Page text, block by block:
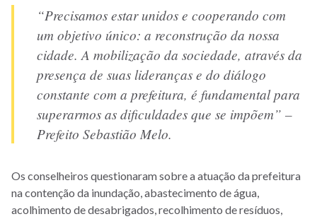
“Precisamos estar unidos e cooperando com
um objetivo único: a reconstrução da nossa
cidade. A mobilização da sociedade, através da
presença de suas lideranças e do diálogo
constante com a prefeitura, é fundamental para
superarmos as dificuldades que se impõem” –
Prefeito Sebastião Melo.
Os conselheiros questionaram sobre a atuação da prefeitura
na contenção da inundação, abastecimento de água,
acolhimento de desabrigados, recolhimento de resíduos,